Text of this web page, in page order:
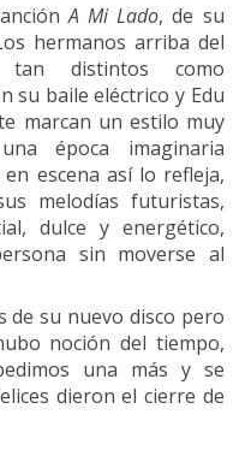
A Mi Lado, de su
hermanos arriba del
tan distintos como
su baile eléctrico y Edu
marcan un estilo muy
época imaginaria
escena así lo refleja,
melodías futuristas,
dulce y energético,
sin moverse al
de su nuevo disco pero
noción del tiempo,
una más y se
dieron el cierre de